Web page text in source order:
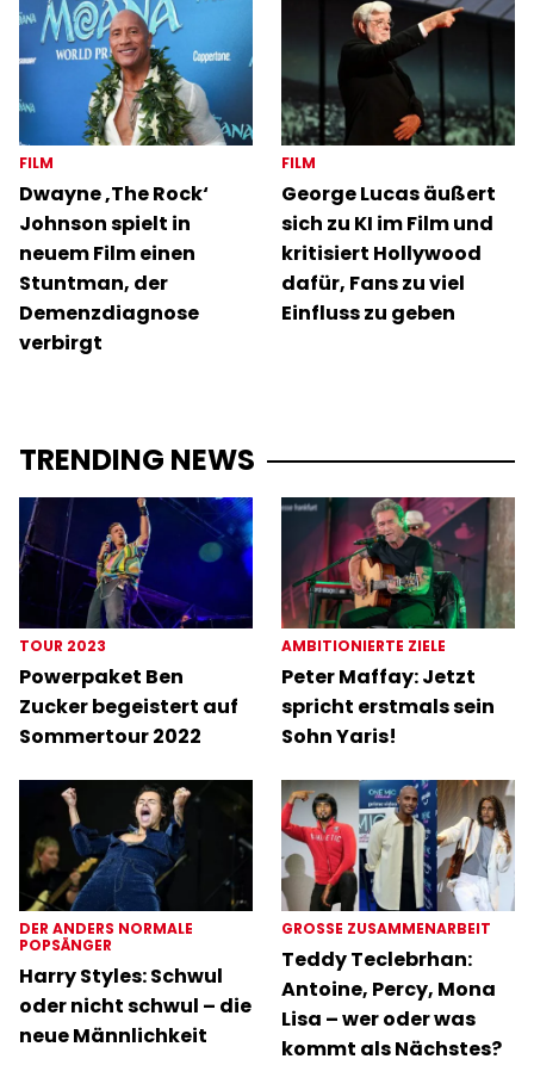
FILM
Dwayne ‚The Rock‘
Johnson spielt in
neuem Film einen
Stuntman, der
Demenzdiagnose
verbirgt
FILM
George Lucas äußert
sich zu KI im Film und
kritisiert Hollywood
dafür, Fans zu viel
Einfluss zu geben
TRENDING NEWS
TOUR 2023
Powerpaket Ben
Zucker begeistert auf
Sommertour 2022
AMBITIONIERTE ZIELE
Peter Maffay: Jetzt
spricht erstmals sein
Sohn Yaris!
DER ANDERS NORMALE
POPSÄNGER
Harry Styles: Schwul
oder nicht schwul – die
neue Männlichkeit
GROSSE ZUSAMMENARBEIT
Teddy Teclebrhan:
Antoine, Percy, Mona
Lisa – wer oder was
kommt als Nächstes?